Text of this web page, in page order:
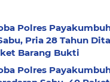
Polres
Pria 28 Tahun
Barang Bukti
Polres